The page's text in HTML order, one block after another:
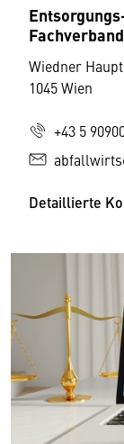
Fachverband
Wiedner
1045 Wien
+43 5
Detaillierte